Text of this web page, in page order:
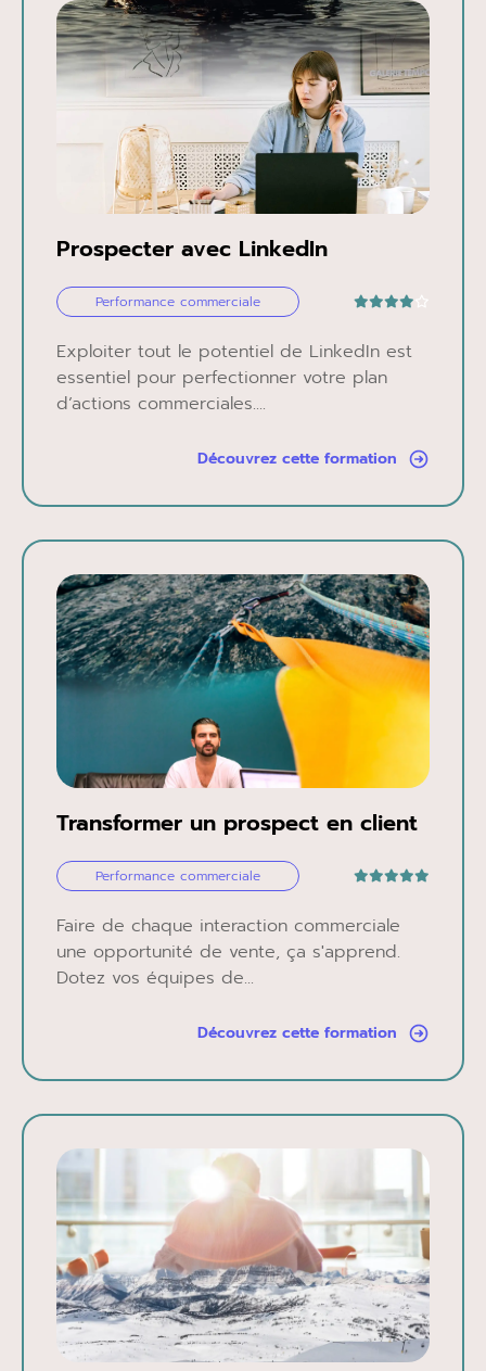
Prospecter avec LinkedIn
Performance commerciale
Exploiter tout le potentiel de LinkedIn est
essentiel pour perfectionner votre plan
d’actions commerciales....
Découvrez cette formation
Transformer un prospect en client
Performance commerciale
Faire de chaque interaction commerciale
une opportunité de vente, ça s'apprend.
Dotez vos équipes de...
Découvrez cette formation